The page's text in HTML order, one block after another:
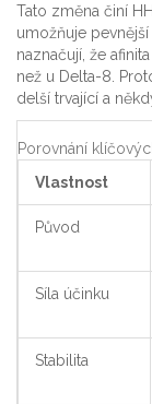
Tato změna činí
umožňuje
naznačují, že
než u Delta-8.
delší trvající a
Porovnání
Vlastnost
Původ
Síla účinku
Stabilita